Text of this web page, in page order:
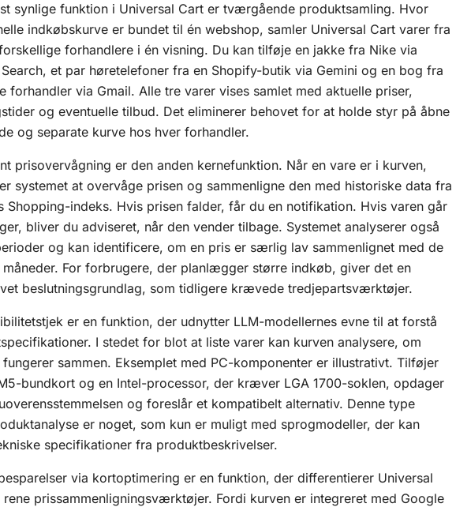
synlige funktion i Universal Cart er tværgående produktsamling. Hvor
indkøbskurve er bundet til én webshop, samler Universal Cart varer fra
forhandlere i én visning. Du kan tilføje en jakke fra Nike via
et par høretelefoner fra en Shopify-butik via Gemini og en bog fra
forhandler via Gmail. Alle tre varer vises samlet med aktuelle priser,
og eventuelle tilbud. Det eliminerer behovet for at holde styr på åbne
og separate kurve hos hver forhandler.
prisovervågning er den anden kernefunktion. Når en vare er i kurven,
systemet at overvåge prisen og sammenligne den med historiske data fra
Shopping-indeks. Hvis prisen falder, får du en notifikation. Hvis varen går
bliver du adviseret, når den vender tilbage. Systemet analyserer også
og kan identificere, om en pris er særlig lav sammenlignet med de
måneder. For forbrugere, der planlægger større indkøb, giver det en
beslutningsgrundlag, som tidligere krævede tredjepartsværktøjer.
er en funktion, der udnytter LLM-modellernes evne til at forstå
I stedet for blot at liste varer kan kurven analysere, om
fungerer sammen. Eksemplet med PC-komponenter er illustrativt. Tilføjer
bundkort og en Intel-processor, der kræver LGA 1700-soklen, opdager
og foreslår et kompatibelt alternativ. Denne type
er noget, som kun er muligt med sprogmodeller, der kan
specifikationer fra produktbeskrivelser.
via kortoptimering er en funktion, der differentierer Universal
rene prissammenligningsværktøjer. Fordi kurven er integreret med Google